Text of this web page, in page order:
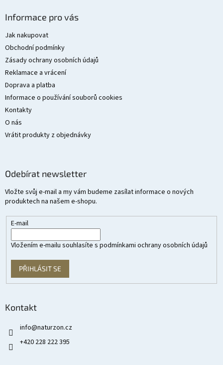
Informace pro vás
Jak nakupovat
Obchodní podmínky
Zásady ochrany osobních údajů
Reklamace a vrácení
Doprava a platba
Informace o používání souborů cookies
Kontakty
O nás
Vrátit produkty z objednávky
Odebírat newsletter
Vložte svůj e-mail a my vám budeme zasílat informace o nových
produktech na našem e-shopu.
E-mail
Vložením e-mailu souhlasíte s podmínkami ochrany osobních údajů
PŘIHLÁSIT SE
Kontakt
info@naturzon.cz
+420 228 222 395